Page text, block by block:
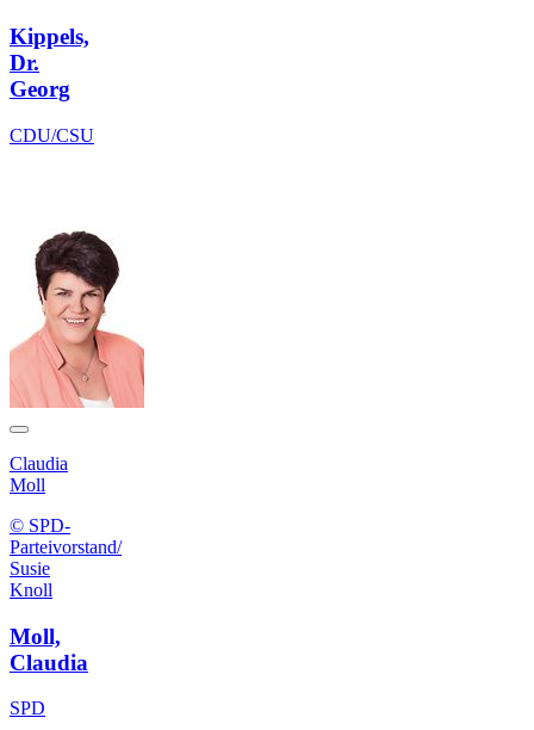
Kippels,
Dr.
Georg
CDU/CSU
Claudia
Moll
© SPD-
Parteivorstand/
Susie
Knoll
Moll,
Claudia
SPD